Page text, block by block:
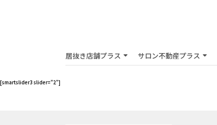
居抜き店舗プラス サロン不動産プラス
[smartslider3 slider="2"]